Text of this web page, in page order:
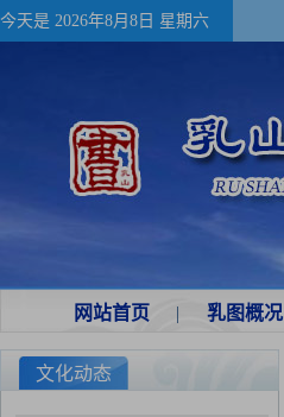
今天是 2026年8月8日 星期六
网站首页 | 乳图概况
文化动态